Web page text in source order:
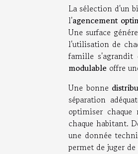
La sélection d'un
l'agencement
Une surface
l'utilisation de
famille s'agrandit
modulable offre
Une bonne
séparation
optimiser
chaque habitant.
une donnée
permet de juger